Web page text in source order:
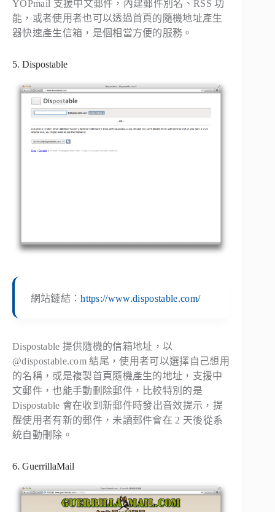
YOPmail 支援中文郵件，內建郵件別名、RSS 功
能，或者使用者也可以透過首頁的隨機地址產生
器快速產生信箱，是個相當方便的服務。
5. Dispostable
網站鏈結：https://www.dispostable.com/
Dispostable 提供隨機的信箱地址，以
@dispostable.com 結尾，使用者可以選擇自己想用
的名稱，或是複製首頁隨機產生的地址，支援中
文郵件，也能手動刪除郵件，比較特別的是
Dispostable 會在收到新郵件時發出音效提示，提
醒使用者有新的郵件，未讀郵件會在 2 天後從系
統自動刪除。
6. GuerrillaMail